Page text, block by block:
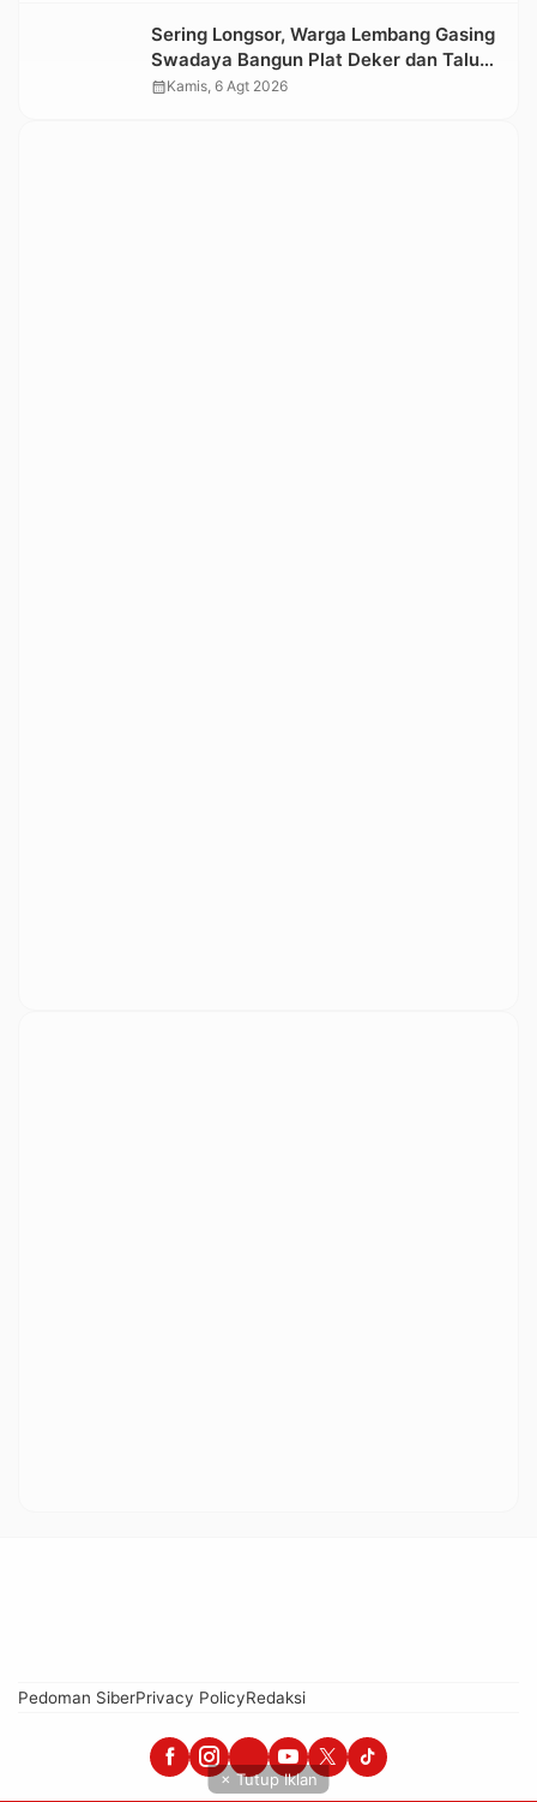
Sering Longsor, Warga Lembang Gasing
Swadaya Bangun Plat Deker dan Talut
Jalan Penghubung Antar Lembang
calendar_monthKamis, 6 Agt 2026
Pedoman SiberPrivacy PolicyRedaksi
× Tutup Iklan